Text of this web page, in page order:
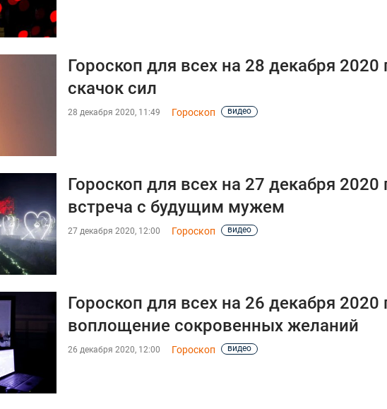
Гороскоп для всех на 28 декабря
скачок сил
28 декабря 2020, 11:49 Гороскоп видео
Гороскоп для всех на 27 декабря
встреча с будущим мужем
27 декабря 2020, 12:00 Гороскоп видео
Гороскоп для всех на 26 декабря 2020
воплощение сокровенных желаний
26 декабря 2020, 12:00 Гороскоп видео